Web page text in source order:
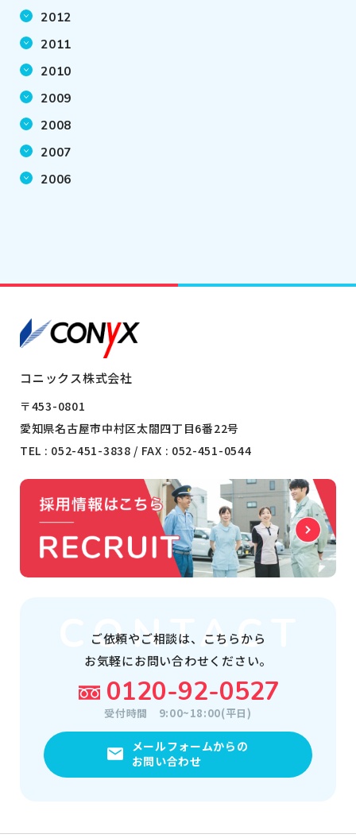
2012
2011
2010
2009
2008
2007
2006
コニックス株式会社
〒453-0801
愛知県名古屋市中村区太閤四丁目6番22号
TEL : 052-451-3838 / FAX : 052-451-0544
ご依頼やご相談は、
こちらから
お気軽にお問い合わせください。
0120-92-0527
受付時間 9:00~18:00(平日)
メールフォームからの
お問い合わせ